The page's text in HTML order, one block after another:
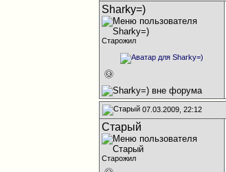
Sharky=)
Старожил
07.03.2009, 22:12
Старый
Старожил